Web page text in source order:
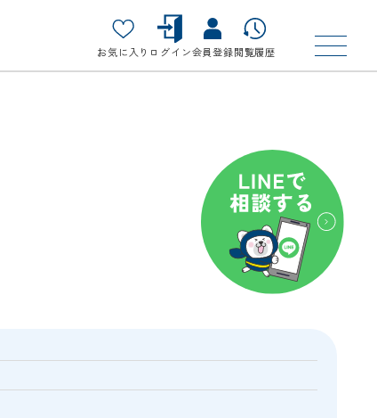
お気に入り ログイン会員登録閲覧履歴